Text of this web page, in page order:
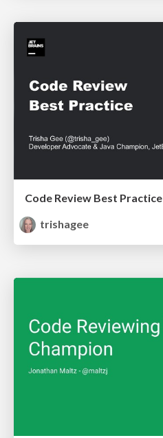
Code Review Best Practice
trishagee